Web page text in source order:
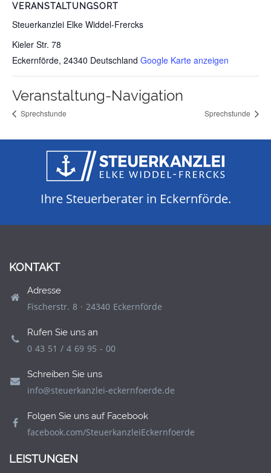
VERANSTALTUNGSORT
Steuerkanzlei Elke Widdel-Frercks
Kieler Str. 78
Eckernförde, 24340 Deutschland Google Karte anzeigen
Veranstaltung-Navigation
Sprechstunde Sprechstunde
Ihre Steuerberater in Eckernförde.
KONTAKT
Adresse
Fischerstr. 8 · 24340 Eckernförde
Rufen Sie uns an
0 43 51 / 4 69 95 - 00
Schreiben Sie uns
info@steuerkanzlei-eckernfoerde.de
Folgen Sie uns auf Facebook
facebook.com/SteuerkanzleiEckernfoerde
LEISTUNGEN